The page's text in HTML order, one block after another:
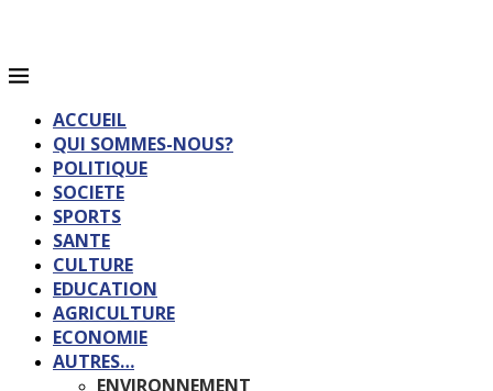
ACCUEIL
QUI SOMMES-NOUS?
POLITIQUE
SOCIETE
SPORTS
SANTE
CULTURE
EDUCATION
AGRICULTURE
ECONOMIE
AUTRES…
ENVIRONNEMENT